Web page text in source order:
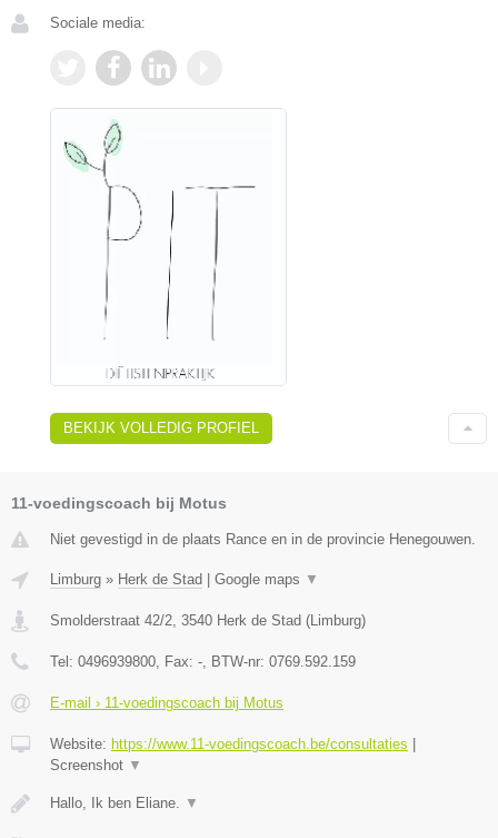
Sociale media:
BEKIJK VOLLEDIG PROFIEL
11-voedingscoach bij Motus
Niet gevestigd in de plaats Rance en in de provincie Henegouwen.
Limburg » Herk de Stad | Google maps ▼
Smolderstraat 42/2 3540 Herk de Stad (Limburg)
Tel: 0496939800 , Fax: - , BTW-nr: 0769.592.159
E-mail › 11-voedingscoach bij Motus
Website: https://www.11-voedingscoach.be/consultaties |
Screenshot ▼
Hallo, Ik ben Eliane. ▼